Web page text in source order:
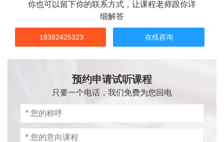
你也可以留下你的联系方式，让课程老师跟你详
细解答
18382425323 在线咨询
预约申请试听课程
只要一个电话，我们免费为您回电